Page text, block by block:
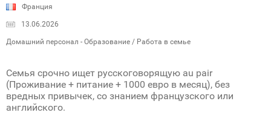
Франция
13.06.2026
Домашний персонал - Образование / Работа в семье
Семья срочно ищет русскоговорящую au pair
(Проживание + питание + 1000 евро в месяц), без
вредных привычек, со знанием французского или
английского.